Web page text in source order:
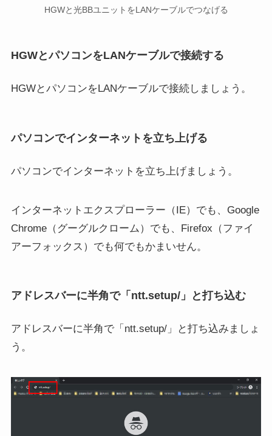
HGWと光BBユニットをLANケーブルでつなげる
HGWとパソコンをLANケーブルで接続する
HGWとパソコンをLANケーブルで接続しましょう。
パソコンでインターネットを立ち上げる
パソコンでインターネットを立ち上げましょう。
インターネットエクスプローラー（IE）でも、Google
Chrome（グーグルクローム）でも、Firefox（ファイ
アーフォックス）でも何でもかまいせん。
アドレスバーに半角で「ntt.setup/」と打ち込む
アドレスバーに半角で「ntt.setup/」と打ち込みましょ
う。